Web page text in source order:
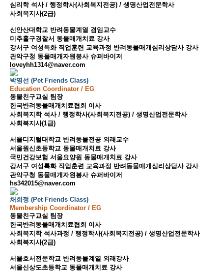
심리학 석사 / 행정학사(사회복지전공) / 생명산업전문학사
사회복지사(2급)
신안산대학교 반려동물계열 겸임교수
미추홀구경찰서 동물매개치료 강사
강서구 여성특화 직업훈련 교육과정 반려동물매개심리상담사 강사
관악구청 동물매개자원봉사 슈퍼바이저
loveyhh1314@naver.com
박영선 (Pet Friends Class)
Education Coordinator / EG
동물친구교실 팀장
한국반려동물매개치료협회 이사
사회복지학 석사 / 행정학사(사회복지전공) / 생명산업전문학사
사회복지사(1급)
서울디지털대학교 반려동물전공 외래교수
서울원신초등학교 동물매개치료 강사
국민건강보험 서울요양원 동물매개치료 강사
강서구 여성특화 직업훈련 교육과정 반려동물매개심리상담사 강사
관악구청 동물매개자원봉사 슈퍼바이저
hs342015@naver.com
채희정 (Pet Friends Class)
Membership Coordinator / EG
동물친구교실 팀장
한국반려동물매개치료협회 이사
사회복지학 석사과정 / 행정학사(사회복지전공) / 생명산업전문학사
사회복지사(2급)
서울호서전문학교 반려동물계열 외래강사
서울신상도초등학교 동물매개치료 강사